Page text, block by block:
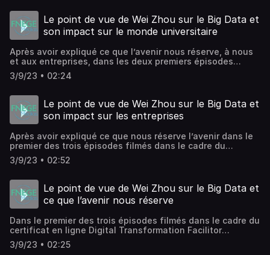
signalisation routière tels que les panneaux de
signalisation, les feux, ou les marquages au sol, qui sont
des éléments essentiels de régulation de la conduite.
signalisation routière dans la cartographie du véhicule (à
l’échelle de la minute par exemple), nous proposons une
approche basée sur du crowdsourcing de signalisations
détectées par des caméras d’un très grand nombre de
données.
Le point de vue de Wei Zhou sur le Big Data et
son impact sur le monde universitaire
Après avoir expliqué ce que l’avenir nous réserve, à nous
et aux entreprises, dans les deux premiers épisodes
filmés dans le cadre du certificat en ligne Digital
Transformation Facilitor développé en collaboration avec
numériques, le directeur du Master of Science in Big Data
& Business Analytics d’ESCP Europe explique pourquoi il
est important d’étudier et d’enseigner les #BigData.
3/9/23 • 02:24
Le point de vue de Wei Zhou sur le Big Data et
son impact sur les entreprises
Après avoir expliqué ce que nous réserve l’avenir dans le
premier des trois épisodes filmés dans le cadre du
certificat en ligne Digital Transformation Facilitor
développé en collaboration avec Netexplo, le directeur du
Europe aborde l’impact du Big Data sur l’économie. Dans le
dernier épisode, il explique pourquoi il est important
d’étudier et d’enseigner le Big Data.
3/9/23 • 02:52
Le point de vue de Wei Zhou sur le Big Data et
ce que l’avenir nous réserve
Dans le premier des trois épisodes filmés dans le cadre du
certificat en ligne Digital Transformation Facilitor
développé en collaboration avec Netexplo, l’observatoire
de référence des innovations numériques, le directeur du
3/9/23 • 02:25